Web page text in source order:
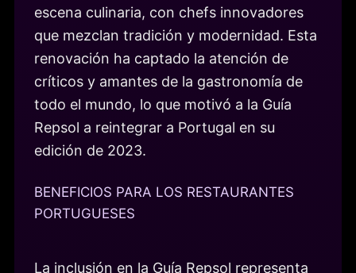
escena culinaria, con chefs innovadores
que mezclan tradición y modernidad. Esta
renovación ha captado la atención de
críticos y amantes de la gastronomía de
todo el mundo, lo que motivó a la Guía
Repsol a reintegrar a Portugal en su
edición de 2023.
BENEFICIOS PARA LOS RESTAURANTES
PORTUGUESES
La inclusión en la Guía Repsol representa